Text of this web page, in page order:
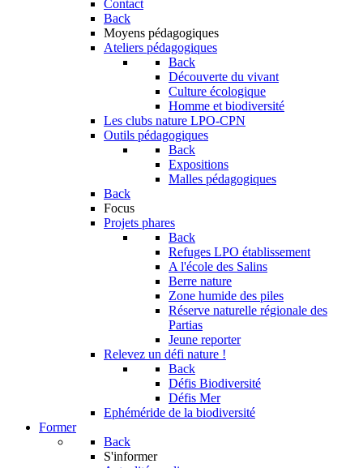
Contact
Back
Moyens pédagogiques
Ateliers pédagogiques
Back
Découverte du vivant
Culture écologique
Homme et biodiversité
Les clubs nature LPO-CPN
Outils pédagogiques
Back
Expositions
Malles pédagogiques
Back
Focus
Projets phares
Back
Refuges LPO établissement
A l'école des Salins
Berre nature
Zone humide des piles
Réserve naturelle régionale des
Partias
Jeune reporter
Relevez un défi nature !
Back
Défis Biodiversité
Défis Mer
Ephéméride de la biodiversité
Former
Back
S'informer